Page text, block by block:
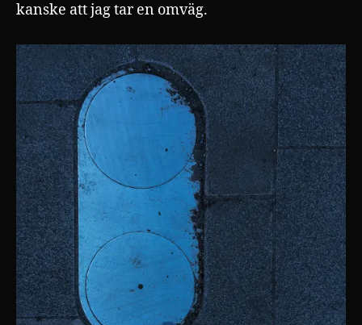
kanske att jag tar en omväg.